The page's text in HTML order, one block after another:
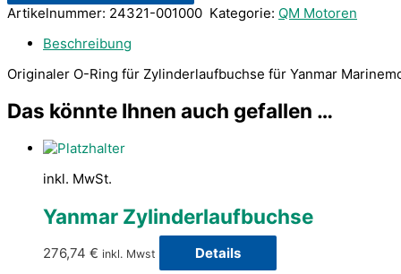
Artikelnummer: 24321-001000 Kategorie: QM Motoren
Beschreibung
Originaler O-Ring für Zylinderlaufbuchse für Yanmar
Das könnte Ihnen auch gefallen …
inkl. MwSt.
Yanmar Zylinderlaufbuchse
276,74 € inkl. Mwst Details